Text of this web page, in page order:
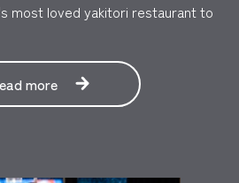
most loved yakitori restaurant to
more